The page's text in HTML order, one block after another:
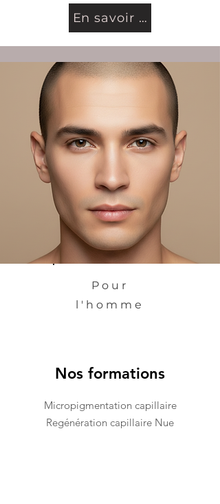
En savoir plus...
Pour
l'homme
Nos formations
Micropigmentation capillaire
Regénération capillaire Nue